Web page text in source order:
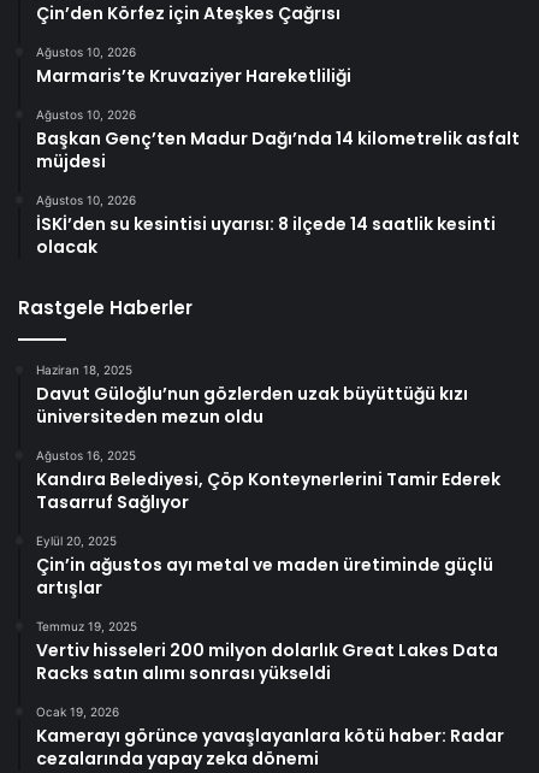
Çin’den Körfez için Ateşkes Çağrısı
Ağustos 10, 2026
Marmaris’te Kruvaziyer Hareketliliği
Ağustos 10, 2026
Başkan Genç’ten Madur Dağı’nda 14 kilometrelik asfalt
müjdesi
Ağustos 10, 2026
İSKİ’den su kesintisi uyarısı: 8 ilçede 14 saatlik kesinti
olacak
Rastgele Haberler
Haziran 18, 2025
Davut Güloğlu’nun gözlerden uzak büyüttüğü kızı
üniversiteden mezun oldu
Ağustos 16, 2025
Kandıra Belediyesi, Çöp Konteynerlerini Tamir Ederek
Tasarruf Sağlıyor
Eylül 20, 2025
Çin’in ağustos ayı metal ve maden üretiminde güçlü
artışlar
Temmuz 19, 2025
Vertiv hisseleri 200 milyon dolarlık Great Lakes Data
Racks satın alımı sonrası yükseldi
Ocak 19, 2026
Kamerayı görünce yavaşlayanlara kötü haber: Radar
cezalarında yapay zeka dönemi